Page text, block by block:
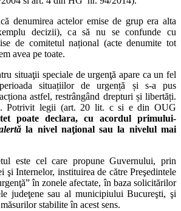
denumirea actelor emise de grup era alta
decizii), ca să nu se confunde cu
de comitetul național (acte denumite tot
avea pe toate.
situaţii speciale de urgenţă apare ca un fel
situațiilor de urgență și s-a pus
astfel, restrângând drepturi și libertăți.
Potrivit legii (art. 20 lit. c si e din OUG
poate declara, cu acordul primului-
la nivel naţional sau la nivelul mai
este cel care propune Guvernului, prin
Internelor, instituirea de către Preşedintele
în zonele afectate, în baza solicitărilor
judeţene sau al municipiului Bucureşti, şi
stabilite în acest sens.